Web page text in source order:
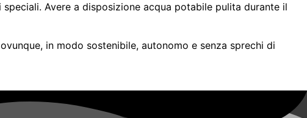
Avere a disposizione acqua potabile pulita durante il
in modo sostenibile, autonomo e senza sprechi di